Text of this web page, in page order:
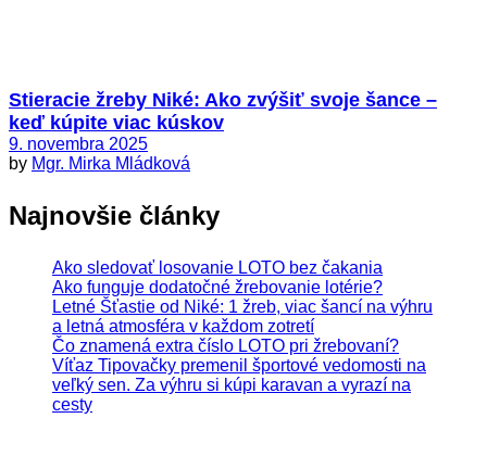
Stieracie žreby Niké: Ako zvýšiť svoje šance –
keď kúpite viac kúskov
9. novembra 2025
by Mgr. Mirka Mládková
Najnovšie články
Ako sledovať losovanie LOTO bez čakania
Ako funguje dodatočné žrebovanie lotérie?
Letné Šťastie od Niké: 1 žreb, viac šancí na výhru
a letná atmosféra v každom zotretí
Čo znamená extra číslo LOTO pri žrebovaní?
Víťaz Tipovačky premenil športové vedomosti na
veľký sen. Za výhru si kúpi karavan a vyrazí na
cesty